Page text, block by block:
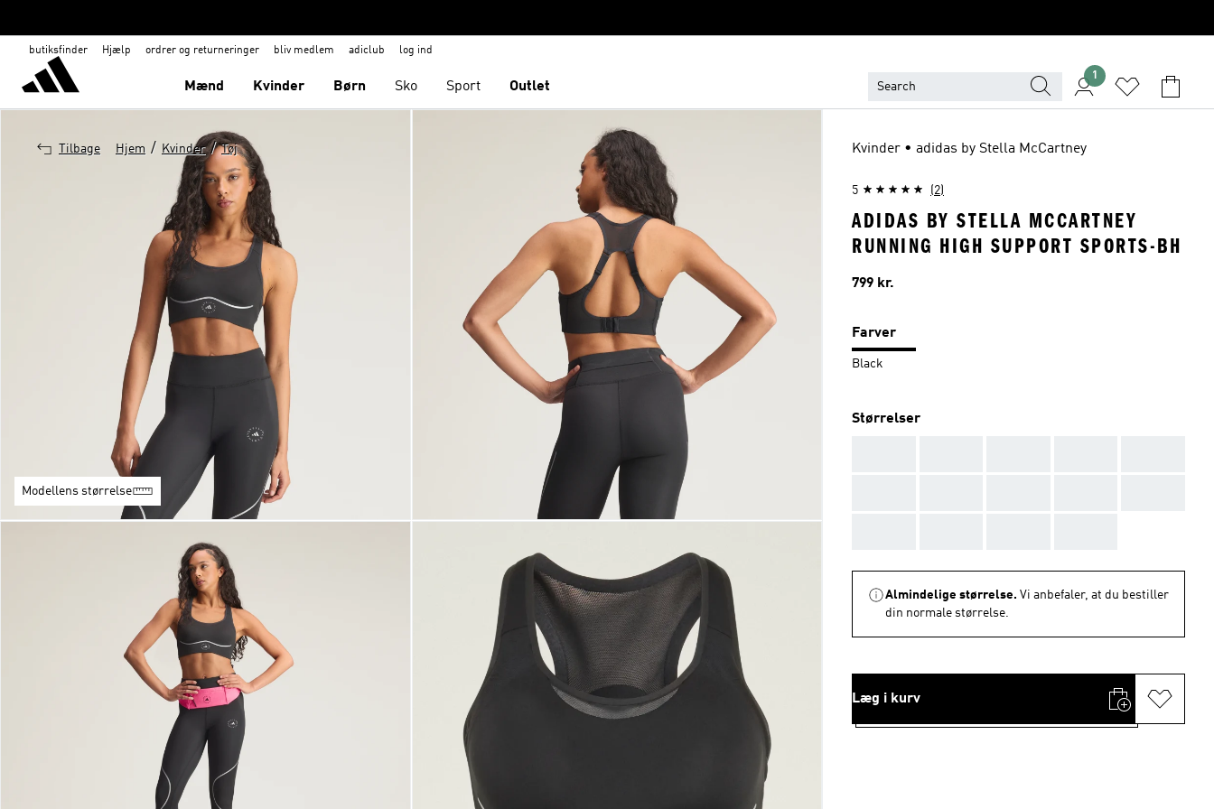
butiksfinder Hjælp ordrer og returneringer bliv medlem adiclub log ind
Mænd Kvinder Børn Sko Sport Outlet
1
Tilbage Hjem / Kvinder / Tøj
Modellens størrelse
Kvinder • adidas by Stella McCartney
5 (2)
ADIDAS BY STELLA MCCARTNEY
RUNNING HIGH SUPPORT SPORTS-BH
Pris
799 kr.
Farver
Black
Størrelser
Almindelige størrelse. Vi anbefaler, at du bestiller
din normale størrelse.
Læg i kurv